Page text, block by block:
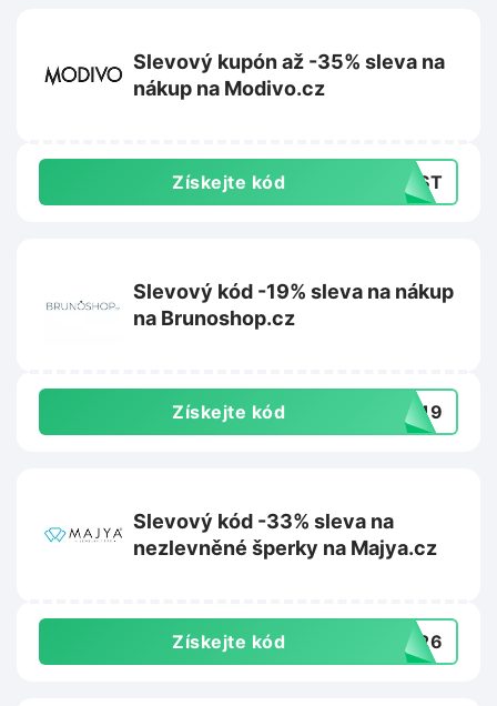
Slevový kupón až -35% sleva na
nákup na Modivo.cz
Získejte kód LAST
Slevový kód -19% sleva na nákup
na Brunoshop.cz
Získejte kód NI19
Slevový kód -33% sleva na
nezlevněné šperky na Majya.cz
Získejte kód 7326